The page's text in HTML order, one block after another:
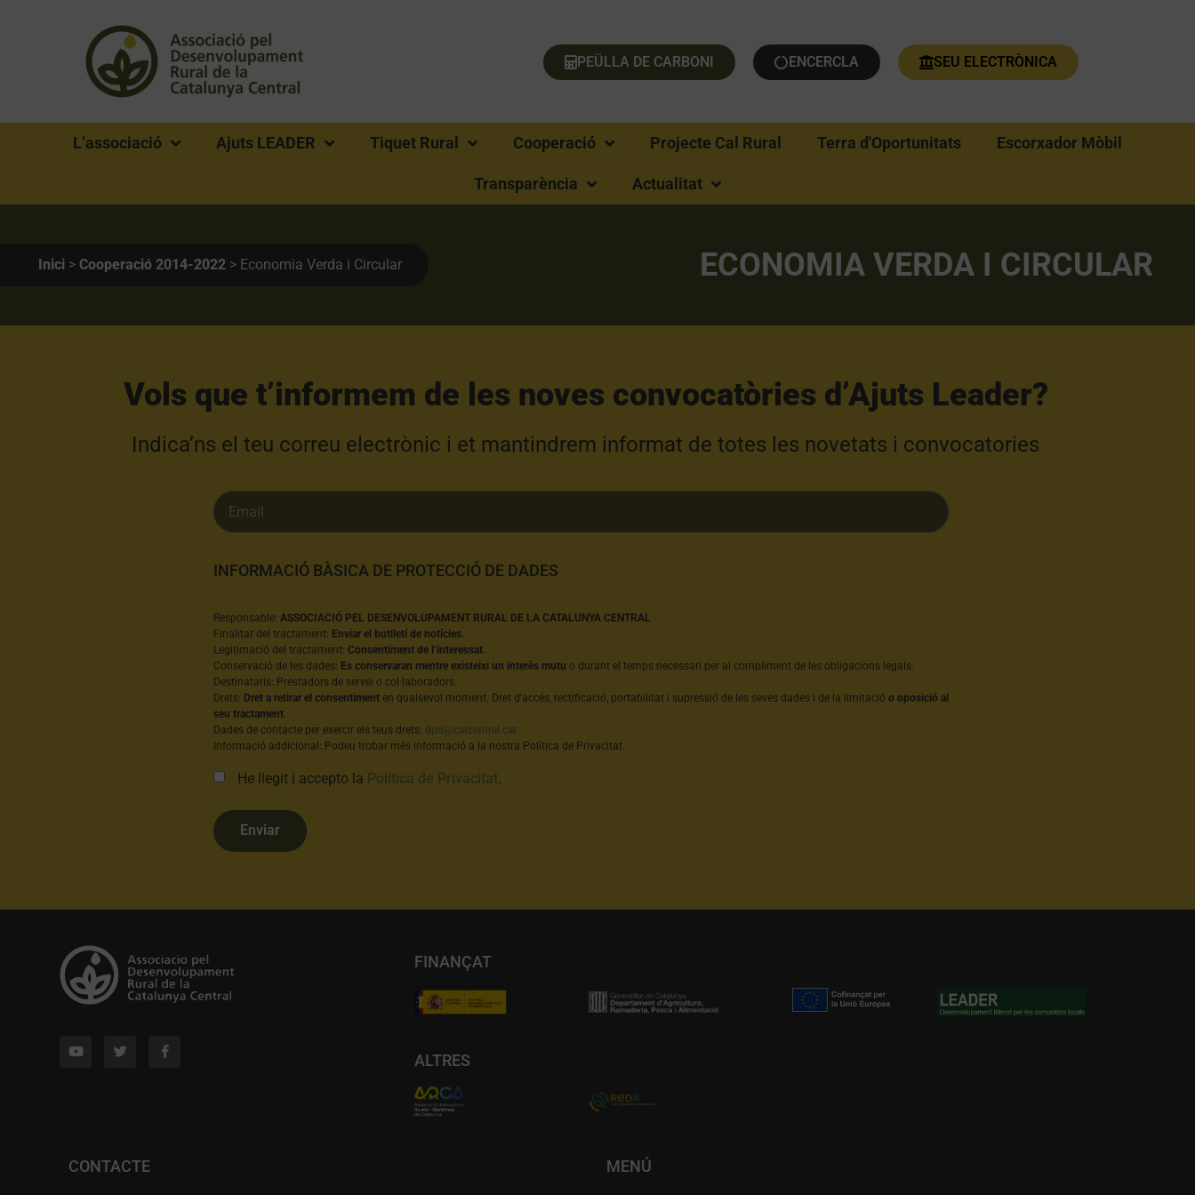
PEÜLLA DE CARBONI ENCERCLA SEU ELECTRÒNICA
L’associació Ajuts LEADER Tiquet Rural Cooperació Projecte Cal Rural Terra d'Oportunitats Escorxador Mòbil
Transparència Actualitat
Inici> Cooperació 2014-2022> Economia Verda i Circular ECONOMIA VERDA I CIRCULAR
Vols que t’informem de les noves convocatòries d’Ajuts Leader?​
Indica’ns el teu correu electrònic i et mantindrem informat de totes les novetats i convocatories
INFORMACIÓ BÀSICA DE PROTECCIÓ DE DADES
Responsable:ASSOCIACIÓ PEL DESENVOLUPAMENT RURAL DE LA CATALUNYA CENTRAL
Finalitat del tractament: Enviar el butlletí de notícies.
Legitimació del tractament:Consentiment de l’interessat.
Conservació de les dades: Es conservaran mentre existeixi un interès mutu o durant el temps necessari per al compliment de les obligacions legals.
Destinataris: Prestadors de servei o col·laboradors.
Drets: Dret a retirar el consentiment en qualsevol moment. Dret d'accés, rectificació, portabilitat i supressió de les seves dades i de la limitacióo oposició al
seu tractament.
Dades de contacte per exercir els teus drets: dpd@catcentral.cat
Informació addicional: Podeu trobar més informació a la nostra Política de Privacitat.
He llegit i accepto la Política de Privacitat.
Enviar
FINANÇAT
ALTRES
CONTACTE MENÚ